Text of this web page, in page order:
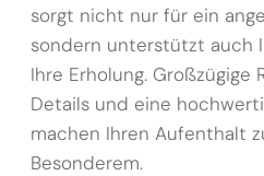
sorgt nicht nur für ein
sondern unterstützt auch
Ihre Erholung. Großzügige
Details und eine
machen Ihren Aufenthalt
Besonderem.